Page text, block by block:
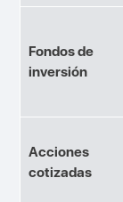
Fondos de
inversión
Acciones
cotizadas